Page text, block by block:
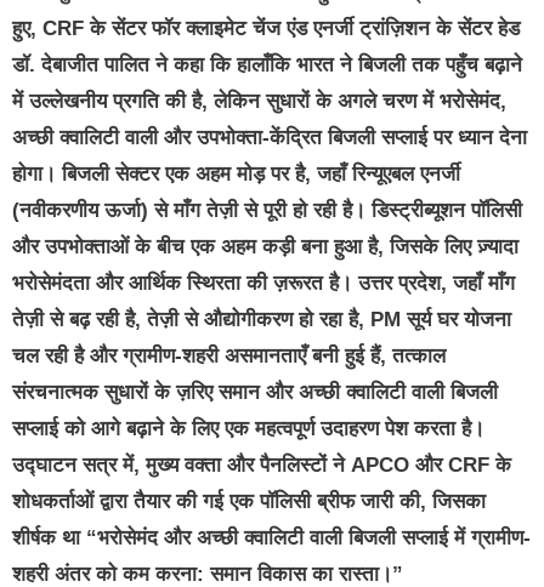
हुए, CRF के सेंटर फॉर क्लाइमेट चेंज एंड एनर्जी ट्रांज़िशन के सेंटर हेड
डॉ. देबाजीत पालित ने कहा कि हालाँकि भारत ने बिजली तक पहुँच बढ़ाने
में उल्लेखनीय प्रगति की है, लेकिन सुधारों के अगले चरण में भरोसेमंद,
अच्छी क्वालिटी वाली और उपभोक्ता-केंद्रित बिजली सप्लाई पर ध्यान देना
होगा। बिजली सेक्टर एक अहम मोड़ पर है, जहाँ रिन्यूएबल एनर्जी
(नवीकरणीय ऊर्जा) से माँग तेज़ी से पूरी हो रही है। डिस्ट्रीब्यूशन पॉलिसी
और उपभोक्ताओं के बीच एक अहम कड़ी बना हुआ है, जिसके लिए ज़्यादा
भरोसेमंदता और आर्थिक स्थिरता की ज़रूरत है। उत्तर प्रदेश, जहाँ माँग
तेज़ी से बढ़ रही है, तेज़ी से औद्योगीकरण हो रहा है, PM सूर्य घर योजना
चल रही है और ग्रामीण-शहरी असमानताएँ बनी हुई हैं, तत्काल
संरचनात्मक सुधारों के ज़रिए समान और अच्छी क्वालिटी वाली बिजली
सप्लाई को आगे बढ़ाने के लिए एक महत्वपूर्ण उदाहरण पेश करता है।
उद्घाटन सत्र में, मुख्य वक्ता और पैनलिस्टों ने APCO और CRF के
शोधकर्ताओं द्वारा तैयार की गई एक पॉलिसी ब्रीफ जारी की, जिसका
शीर्षक था “भरोसेमंद और अच्छी क्वालिटी वाली बिजली सप्लाई में ग्रामीण-
शहरी अंतर को कम करना: समान विकास का रास्ता।”